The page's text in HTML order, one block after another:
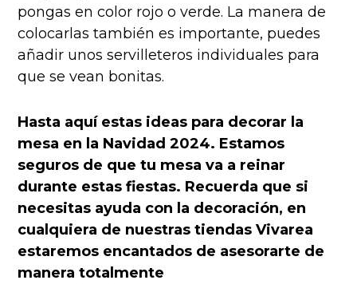
pongas en color rojo o verde. La manera de
colocarlas también es importante, puedes
añadir unos servilleteros individuales para
que se vean bonitas.
Hasta aquí estas ideas para decorar la
mesa en la Navidad 2024. Estamos
seguros de que tu mesa va a reinar
durante estas fiestas. Recuerda que si
necesitas ayuda con la decoración, en
cualquiera de nuestras tiendas Vivarea
estaremos encantados de asesorarte de
manera totalmente